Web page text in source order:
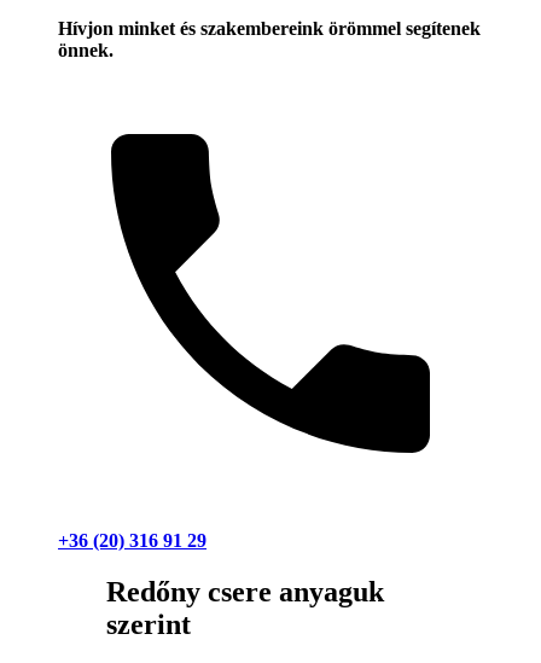
Hívjon minket és szakembereink örömmel segítenek
önnek.
+36 (20) 316 91 29
Redőny csere anyaguk
szerint